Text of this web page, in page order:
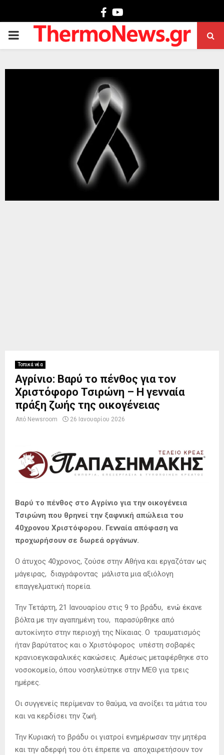
Facebook
PRIMARY
Τοπικά νέα
Αγρίνιο: Βαρύ το πένθος για τον
Χριστόφορο Τσιρώνη – Η γενναία
πράξη ζωής της οικογένειας
Από Newsroom 26 Ιανουαρίου 2026
Βαρύ το πένθος στο Αγρίνιο για την οικογένεια
Τσιρώνη που θρηνεί την ξαφνική απώλεια του
40χρονου Χριστόφορου. Γενναία απόφαση να
προχωρήσουν σε δωρεά οργάνων.
Ο άτυχος 40χρονος, ζούσε στην Αθήνα και εργαζόταν ως
μάγειρας, διαγράφοντας μάλιστα μια αξιόλογη
επαγγελματική πορεία.
Την Τετάρτη, 21 Ιανουαρίου στις 9 το βράδυ, ενώ έκανε
βόλτα με την αγαπημένη του, παρασύρθηκε από
αυτοκίνητο στην περιοχή της Νίκαιας. Ο τραυματισμός
ήταν βαρύτατος και ο Χριστόφορος υπέστη σοβαρές
κρανιοεγκαφαλικές κακώσεις. Αμέσως μεταφέρθηκε στο
νοσοκομείο, όπου νοσηλεύτηκε στην ΜΕΘ για τρεις
ημέρες.
Οι συγγενείς περίμεναν το θαύμα, να ανοίξει τα μάτια του
και να κερδίσει την ζωή.
Την Κυριακή το βράδυ οι γιατροί ενημέρωσαν την μητέρα
και την αδερφή του ότι έπρεπε να αποχαιρετήσουν τον